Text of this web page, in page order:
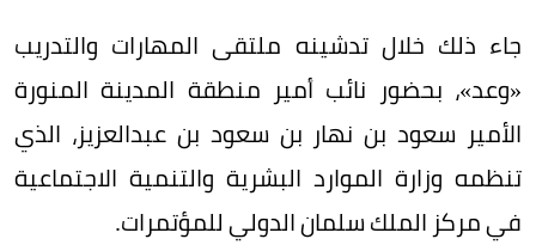
جاء ذلك خلال تدشينه ملتقى المهارات والتدريب
«وعد»، بحضور نائب أمير منطقة المدينة المنورة
الأمير سعود بن نهار بن سعود بن عبدالعزيز، الذي
تنظمه وزارة الموارد البشرية والتنمية الاجتماعية
في مركز الملك سلمان الدولي للمؤتمرات.